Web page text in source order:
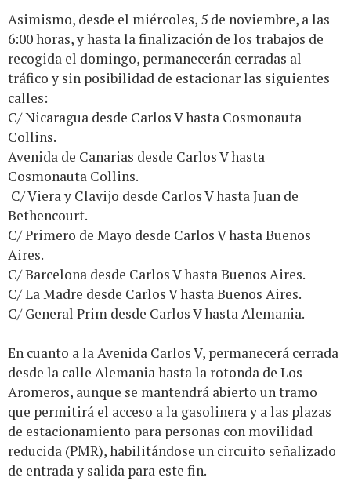
Asimismo, desde el miércoles, 5 de noviembre, a las
6:00 horas, y hasta la finalización de los trabajos de
recogida el domingo, permanecerán cerradas al
tráfico y sin posibilidad de estacionar las siguientes
calles:
C/ Nicaragua desde Carlos V hasta Cosmonauta
Collins.
Avenida de Canarias desde Carlos V hasta
Cosmonauta Collins.
C/ Viera y Clavijo desde Carlos V hasta Juan de
Bethencourt.
C/ Primero de Mayo desde Carlos V hasta Buenos
Aires.
C/ Barcelona desde Carlos V hasta Buenos Aires.
C/ La Madre desde Carlos V hasta Buenos Aires.
C/ General Prim desde Carlos V hasta Alemania.
En cuanto a la Avenida Carlos V, permanecerá cerrada
desde la calle Alemania hasta la rotonda de Los
Aromeros, aunque se mantendrá abierto un tramo
que permitirá el acceso a la gasolinera y a las plazas
de estacionamiento para personas con movilidad
reducida (PMR), habilitándose un circuito señalizado
de entrada y salida para este fin.